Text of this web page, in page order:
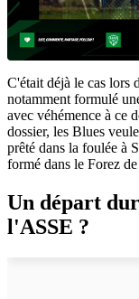
C'était déjà le cas lors
notamment formulé
avec véhémence à ce
dossier, les Blues
prêté dans la foulée à
formé dans le Forez
Un départ
l'ASSE ?